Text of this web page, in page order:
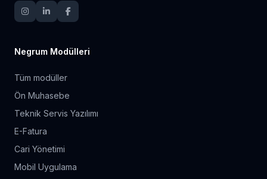
Negrum Modülleri
Tüm modüller
Ön Muhasebe
Teknik Servis Yazılımı
E-Fatura
Cari Yönetimi
Mobil Uygulama